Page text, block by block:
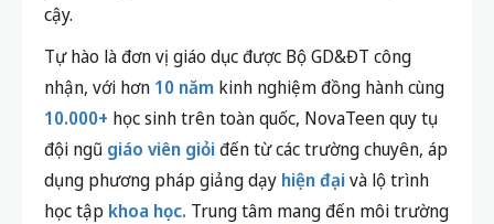
cậy.
Tự hào là đơn vị giáo dục được Bộ GD&ĐT công
nhận, với hơn 10 năm kinh nghiệm đồng hành cùng
10.000+ học sinh trên toàn quốc, NovaTeen quy tụ
đội ngũ giáo viên giỏiđến từ các trường chuyên, áp
dụng phương pháp giảng dạy hiện đạivà lộ trình
học tập khoa học. Trung tâm mang đến môi trường